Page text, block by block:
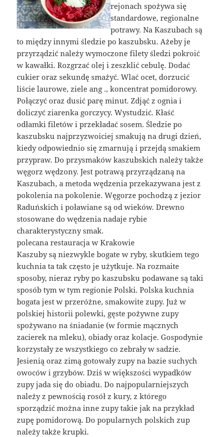
rejonach spożywa się
standardowe, regionalne
potrawy. Na Kaszubach są
to między innymi śledzie po kaszubsku. Ażeby je
przyrządzić należy wymoczone filety śledzi pokroić
w kawałki. Rozgrzać olej i zeszklić cebulę. Dodać
cukier oraz sekundę smażyć. Wlać ocet, dorzucić
liście laurowe, ziele ang ., koncentrat pomidorowy.
Połączyć oraz dusić parę minut. Zdjąć z ognia i
doliczyć ziarenka gorczycy. Wystudzić. Kłaść
odłamki filetów i przekładać sosem. Śledzie po
kaszubsku najprzyzwoiciej smakują na drugi dzień,
kiedy odpowiednio się zmarnują i przejdą smakiem
przypraw. Do przysmaków kaszubskich należy także
węgorz wędzony. Jest potrawą przyrządzaną na
Kaszubach, a metoda wędzenia przekazywana jest z
pokolenia na pokolenie. Węgorze pochodzą z jezior
Raduńskich i poławiane są od wieków. Drewno
stosowane do wędzenia nadaje rybie
charakterystyczny smak.
polecana restauracja w Krakowie
Kaszuby są niezwykle bogate w ryby, skutkiem tego
kuchnia ta tak często je użytkuje. Na rozmaite
sposoby, nieraz ryby po kaszubsku podawane są taki
sposób tym w tym regionie Polski. Polska kuchnia
bogata jest w przeróżne, smakowite zupy. Już w
polskiej historii polewki, gęste pożywne zupy
spożywano na śniadanie (w formie mącznych
zacierek na mleku), obiady oraz kolacje. Gospodynie
korzystały ze wszystkiego co zebrały w sadzie.
Jesienią oraz zimą gotowały zupy na bazie suchych
owoców i grzybów. Dziś w większości wypadków
zupy jada się do obiadu. Do najpopularniejszych
należy z pewnością rosół z kury, z którego
sporządzić można inne zupy takie jak na przykład
zupę pomidorową. Do popularnych polskich zup
należy także krupki.